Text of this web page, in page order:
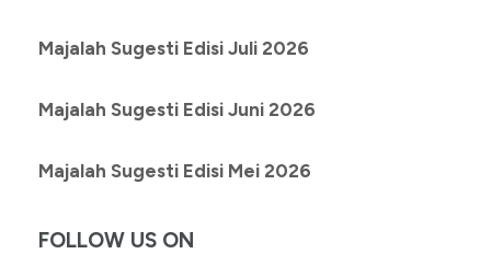
Majalah Sugesti Edisi Juli 2026
Majalah Sugesti Edisi Juni 2026
Majalah Sugesti Edisi Mei 2026
FOLLOW US ON